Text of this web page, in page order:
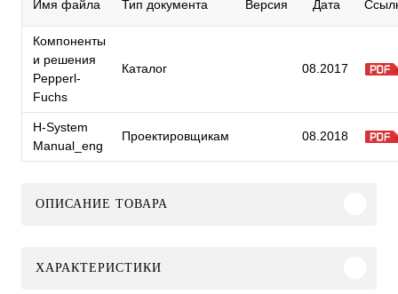
Имя файла Тип документа Версия Дата
Компоненты
и решения
Pepperl-
Fuchs
Каталог 08.2017
H-System
Manual_eng
Проектировщикам 08.2018
ОПИСАНИЕ ТОВАРА
ХАРАКТЕРИСТИКИ